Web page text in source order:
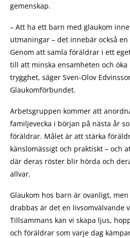
gemenskap.
– Att ha ett barn med glaukom
utmaningar – det innebär också
Genom att samla föräldrar i ett
till att minska ensamheten och öka
trygghet, säger Sven-Olov
Glaukomförbundet.
Arbetsgruppen kommer att
familjevecka i början på nästa år
föräldrar. Målet är att stärka
känslomässigt och praktiskt – och
där deras röster blir hörda och
allvar.
Glaukom hos barn är ovanligt,
drabbas är det en livsomvälvande
Tillsammans kan vi skapa ljus,
och föräldrar som varje dag